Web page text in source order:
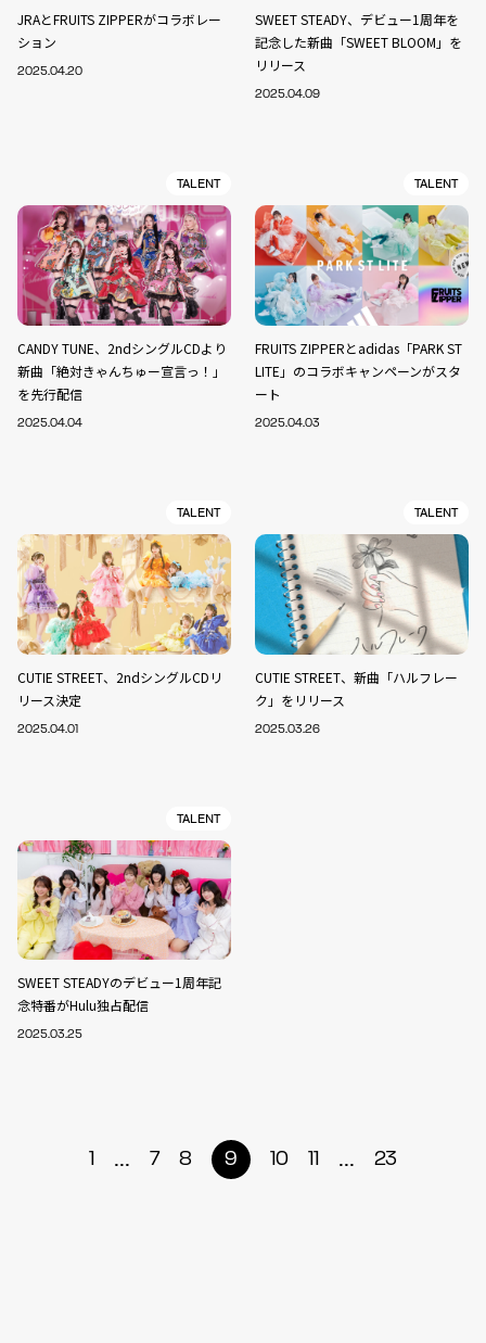
JRAとFRUITS ZIPPERがコラボレー
ション
2025.04.20
SWEET STEADY、デビュー1周年を
記念した新曲「SWEET BLOOM」を
リリース
2025.04.09
TALENT
CANDY TUNE、2ndシングルCDより
新曲「絶対きゃんちゅー宣言っ！」
を先行配信
2025.04.04
TALENT
FRUITS ZIPPERとadidas「PARK ST
LITE」のコラボキャンペーンがスタ
ート
2025.04.03
TALENT
CUTIE STREET、2ndシングルCDリ
リース決定
2025.04.01
TALENT
CUTIE STREET、新曲「ハルフレー
ク」をリリース
2025.03.26
TALENT
SWEET STEADYのデビュー1周年記
念特番がHulu独占配信
2025.03.25
1 ... 7 8 9 10 11 ... 23